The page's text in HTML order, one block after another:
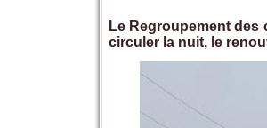
Le Regroupement
circuler la nuit, le